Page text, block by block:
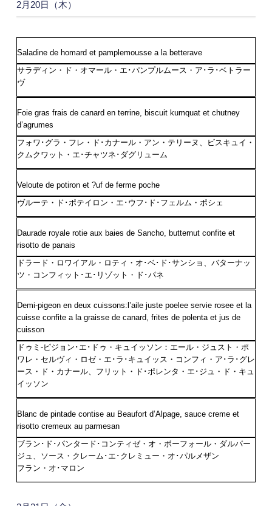
2月20日（木）
Saladine de homard et pamplemousse a la betterave
サラディン・ド・オマール・エ･パンプルムース・ア･ラ･ベトラー
ヴ
Foie gras frais de canard en terrine, biscuit kumquat et chutney
d’agrumes
フォワ･グラ・フレ・ド･カナール・アン・テリーヌ、ビスキュイ・
クムクワット・エ･チャツネ･ダグリューム
Veloute de potiron et ?uf de ferme poche
ヴルーテ・ド･ポテイロン・エ･ウフ･ド･フェルム・ポシェ
Daurade royale rotie aux baies de Sancho, butternut confite et
risotto de panais
ドラード・ロワイアル・ロティ・オ･ベ･ド･サンショ、バターナッ
ツ・コンフィット･エ･リゾット・ド･パネ
Demi-pigeon en deux cuissons:l’aile juste poelee servie rosee et la
cuisse confite a la graisse de canard, frites de polenta et jus de
cuisson
ドゥミ-ピジョン･エ･ドゥ・キュイッソン：エール・ジュスト・ポ
ワレ・セルヴィ・ロゼ・エ･ラ･キュイッス・コンフィ・ア･ラ･グレ
ース・ド・カナール、フリット・ド･ポレンタ・エ･ジュ・ド・キュ
イッソン
Blanc de pintade contise au Beaufort d’Alpage, sauce creme et
risotto cremeux au parmesan
ブラン･ド･パンタード･コンティゼ・オ・ボーフォール・ダルパー
ジュ、ソース・クレーム･エ･クレミュー・オ･パルメザン
フラン・オ･マロン